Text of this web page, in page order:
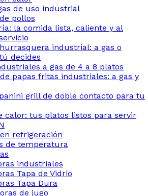
de uso industrial
pollos
la comida lista, caliente y al
industrial: a gas o
decides
a gas de 4 a 8 platos
papas fritas industriales: a gas y
grill de doble contacto para tu
calor: tus platos listos para servir
refrigeración
de temperatura
industriales
Tapa de Vidrio
Tapa Dura
de jugo